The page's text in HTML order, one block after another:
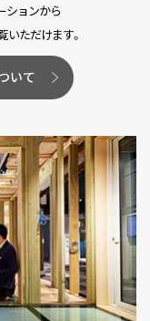
ションから
ただけます。
いて